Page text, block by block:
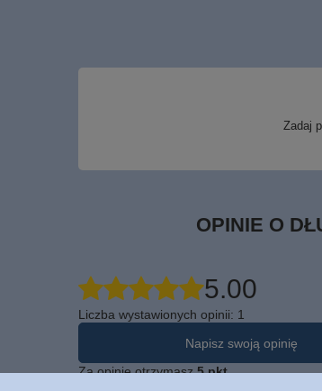
Zadaj
OPINIE O
5.00
Liczba wystawionych opinii: 1
Napisz swoją opinię
Za opinię otrzymasz5 pkt.